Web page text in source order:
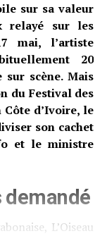
sur sa valeur
relayé sur les
mai, l’artiste
20
scène. Mais
du Festival des
Côte d’Ivoire, le
son cachet
et le ministre
demandé
L’Oiseau